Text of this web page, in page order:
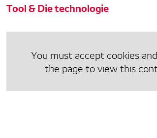
Tool & Die technologie
You must accept cookies
the page to view this